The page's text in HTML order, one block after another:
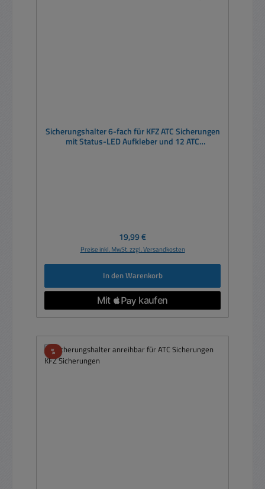
Sicherungshalter 6-fach für KFZ ATC Sicherungen
mit Status-LED Aufkleber und 12 ATC
Regulärer Preis:
19,99 €
Preise inkl. MwSt. zzgl. Versandkosten
In den Warenkorb
%Rabatt